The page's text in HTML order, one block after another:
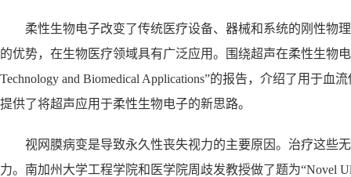
柔性生物电子改变了传统医疗设备、器械和系统的刚性物
的优势，在生物医疗领域具有广泛应用。围绕超声在柔性生物
Technology and Biomedical Applications”的报告，介绍了用于
提供了将超声应用于柔性生物电子的新思路。
视网膜病变是导致永久性丧失视力的主要原因。治疗这些
力。南加州大学工程学院和医学院周歧发教授做了题为“Novel